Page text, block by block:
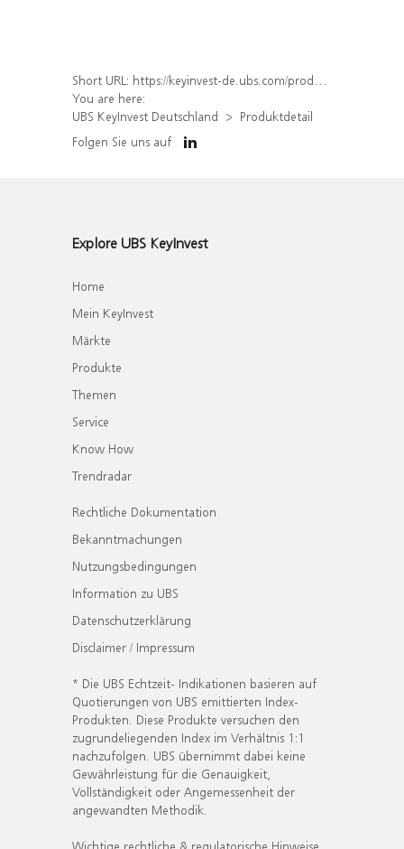
Short URL: https://keyinvest-de.ubs.com/produkt/detail/index/isin/DE000UK51T90
You are here:
UBS KeyInvest Deutschland
Produktdetail
Folgen Sie uns auf
Explore UBS KeyInvest
Home
Mein KeyInvest
Märkte
Produkte
Themen
Service
Know How
Trendradar
Rechtliche Dokumentation
Bekanntmachungen
Nutzungsbedingungen
Information zu UBS
Datenschutzerklärung
Disclaimer / Impressum
* Die UBS Echtzeit- Indikationen basieren auf
Quotierungen von UBS emittierten Index-
Produkten. Diese Produkte versuchen den
zugrundeliegenden Index im Verhältnis 1:1
nachzufolgen. UBS übernimmt dabei keine
Gewährleistung für die Genauigkeit,
Vollständigkeit oder Angemessenheit der
angewandten Methodik.